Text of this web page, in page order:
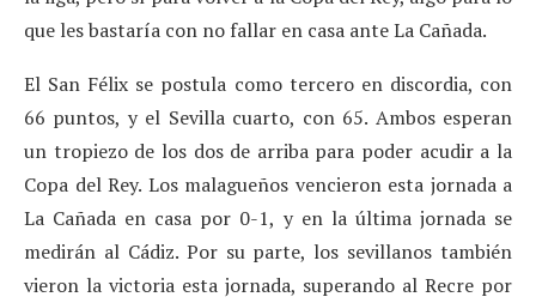
que les bastaría con no fallar en casa ante La Cañada.
El San Félix se postula como tercero en discordia, con
66 puntos, y el Sevilla cuarto, con 65. Ambos esperan
un tropiezo de los dos de arriba para poder acudir a la
Copa del Rey. Los malagueños vencieron esta jornada a
La Cañada en casa por 0-1, y en la última jornada se
medirán al Cádiz. Por su parte, los sevillanos también
vieron la victoria esta jornada, superando al Recre por